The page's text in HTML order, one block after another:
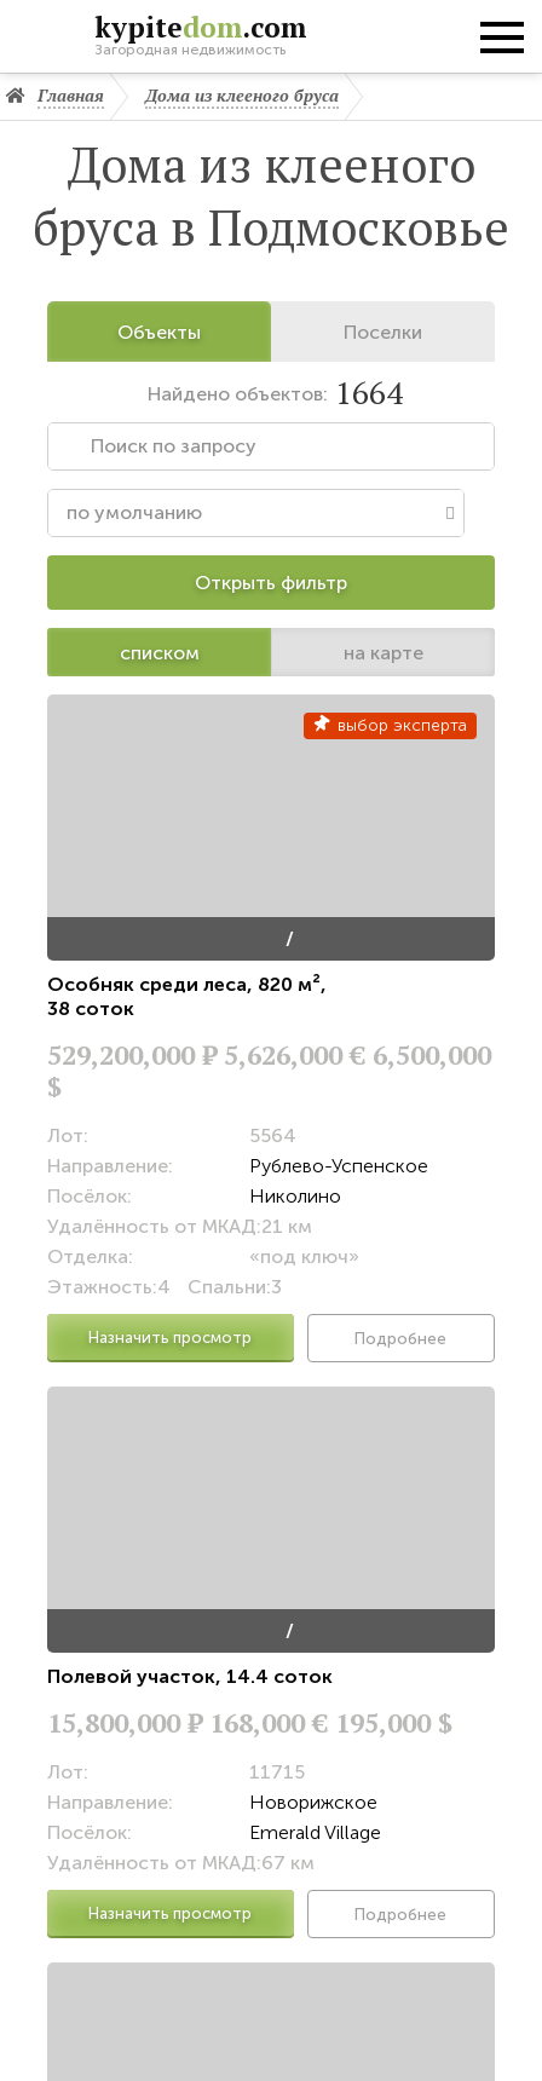
kypitedom.com
Загородная недвижимость
Главная Дома из клееного бруса
Дома из клееного
бруса в Подмосковье
Объекты Поселки
Найденообъектов: 1664
Открыть фильтр
списком на карте
выбор эксперта
/
Особняк среди леса, 820 м²,
38 соток
529,200,000Р 5,626,000 € 6,500,000
$
Лот:
5564
Направление:
Рублево-Успенское
Посёлок:
Николино
Удалённость от МКАД:21 км
Отделка:
«под ключ»
Этажность:4 Спальни:3
Назначить просмотр Подробнее
/
Полевой участок, 14.4 соток
15,800,000Р 168,000 € 195,000 $
Лот:
11715
Направление:
Новорижское
Посёлок:
Emerald Village
Удалённость от МКАД:67 км
Назначить просмотр Подробнее